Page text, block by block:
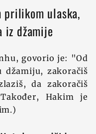
prilikom ulaska,
džamije
govorio je: "Od
džamiju, zakoračiš
da zakoračiš
Hakim je